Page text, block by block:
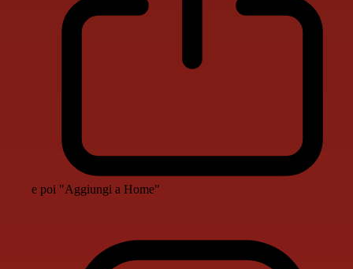
e poi "Aggiungi a Home"